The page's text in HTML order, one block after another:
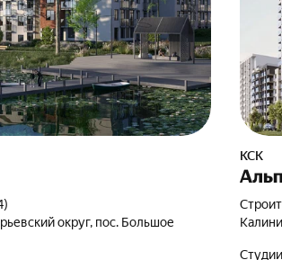
округ, пос. Большое
КСК